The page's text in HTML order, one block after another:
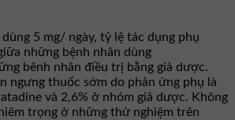
5 mg/ ngày, tỷ lệ tác dụng phụ
những bệnh nhân dùng
bênh nhân điều trị bằng giả dược.
ngưng thuốc sớm do phản ứng phụ là
và 2,6% ở nhóm giả dược. Không
trọng ở những thử nghiệm trên